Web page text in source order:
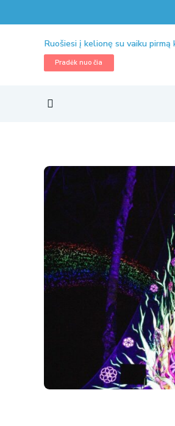
Ruošiesi į kelionę su vaiku pirmą
Pradėk nuo čia